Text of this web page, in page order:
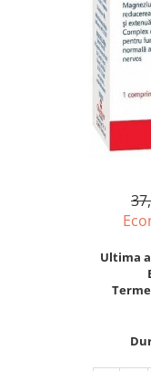
Probiotice si prebiotice
Sanatate urinara
Slabire si control
Somn stres si
Supliment Calciu
Supliment Complexe
Supliment Magneziu
Balsam masca si
Produse cu SPF
Repelenti insecte
Ultima